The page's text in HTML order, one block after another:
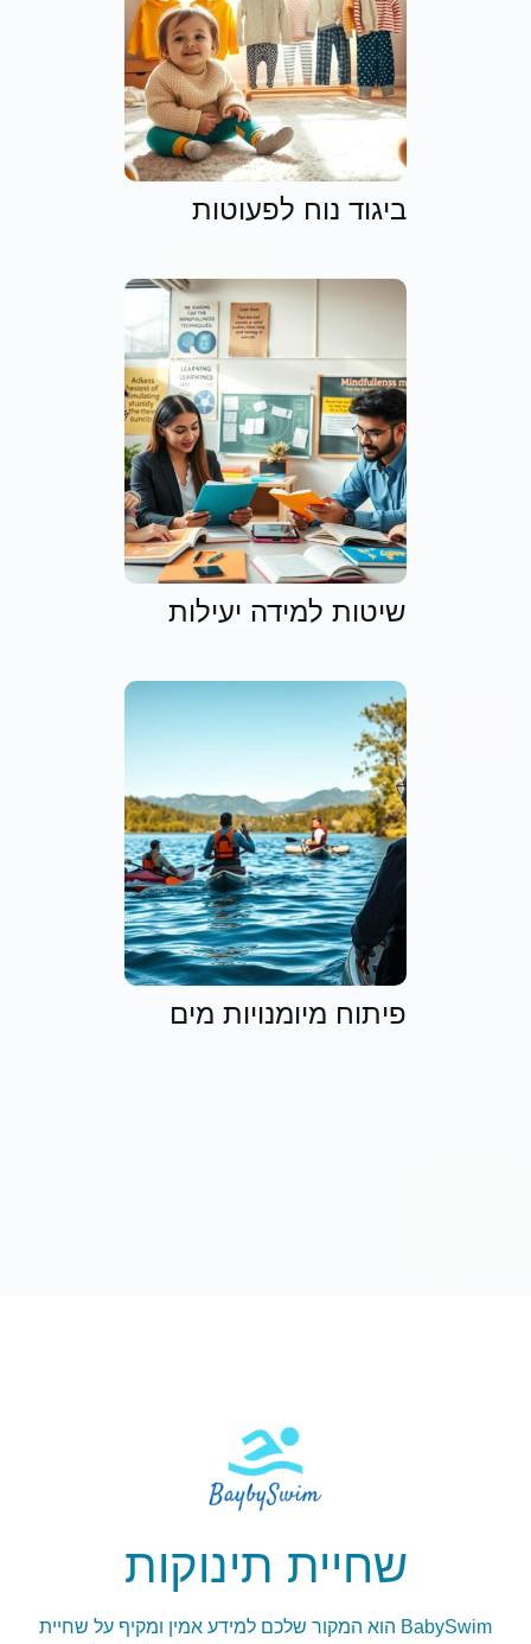
ביגוד נוח לפעוטות
שיטות למידה יעילות
פיתוח מיומנויות מים
שחיית תינוקות
BabySwim הוא המקור שלכם למידע אמין ומקיף על שחיית